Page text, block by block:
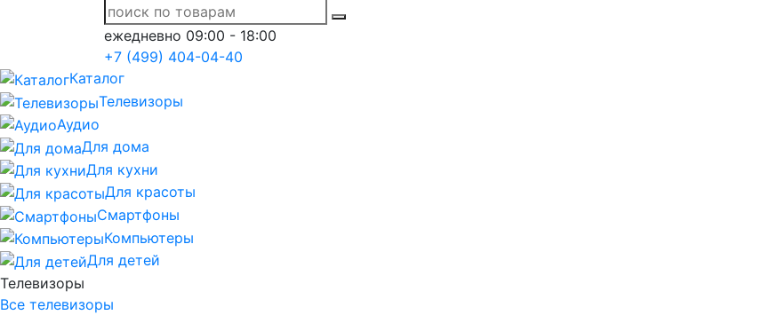
ежедневно 09:00 - 18:00
+7 (499) 404-04-40
Каталог
Телевизоры
Аудио
Для дома
Для кухни
Для красоты
Смартфоны
Компьютеры
Для детей
Телевизоры
Все телевизоры